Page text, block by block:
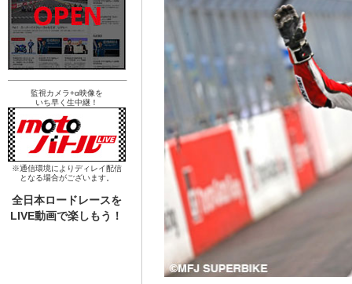
監視カメラ+α映像を
いち早く生中継！
※通信環境によりディレイ配信
となる場合がございます。
全日本ロードレースを
LIVE動画で楽しもう！